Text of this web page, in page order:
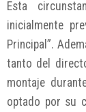
Esta
inicialmente
Principal”.
tanto del
montaje
optado por su